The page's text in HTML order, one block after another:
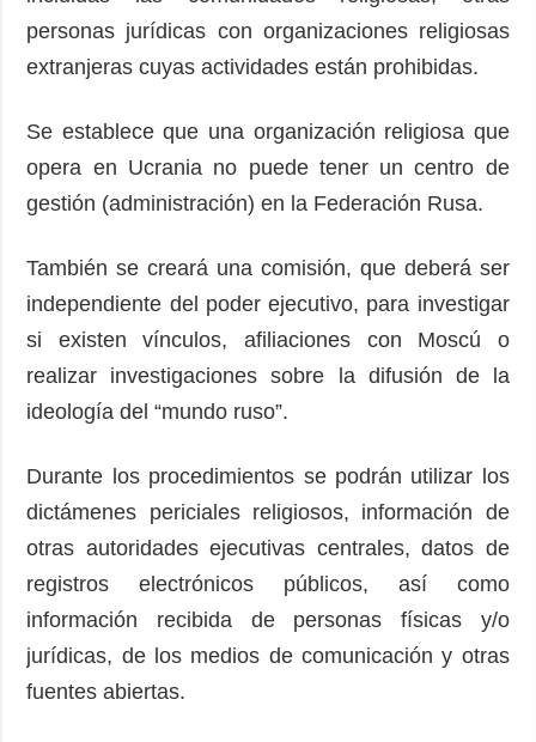
personas jurídicas con organizaciones religiosas
extranjeras cuyas actividades están prohibidas.
Se establece que una organización religiosa que
opera en Ucrania no puede tener un centro de
gestión (administración) en la Federación Rusa.
También se creará una comisión, que deberá ser
independiente del poder ejecutivo, para investigar
si existen vínculos, afiliaciones con Moscú o
realizar investigaciones sobre la difusión de la
ideología del “mundo ruso”.
Durante los procedimientos se podrán utilizar los
dictámenes periciales religiosos, información de
otras autoridades ejecutivas centrales, datos de
registros electrónicos públicos, así como
información recibida de personas físicas y/o
jurídicas, de los medios de comunicación y otras
fuentes abiertas.